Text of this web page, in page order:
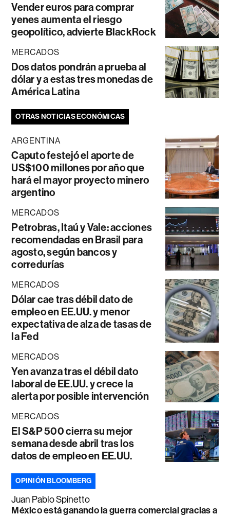
Vender euros para comprar
yenes aumenta el riesgo
geopolítico, advierte BlackRock
MERCADOS
Dos datos pondrán a prueba al
dólar y a estas tres monedas de
América Latina
OTRAS NOTICIAS ECONÓMICAS
ARGENTINA
Caputo festejó el aporte de
US$100 millones por año que
hará el mayor proyecto minero
argentino
MERCADOS
Petrobras, Itaú y Vale: acciones
recomendadas en Brasil para
agosto, según bancos y
corredurías
MERCADOS
Dólar cae tras débil dato de
empleo en EE.UU. y menor
expectativa de alza de tasas de
la Fed
MERCADOS
Yen avanza tras el débil dato
laboral de EE.UU. y crece la
alerta por posible intervención
MERCADOS
El S&P 500 cierra su mejor
semana desde abril tras los
datos de empleo en EE.UU.
OPINIÓN BLOOMBERG
Juan Pablo Spinetto
México está ganando la guerra comercial gracias a